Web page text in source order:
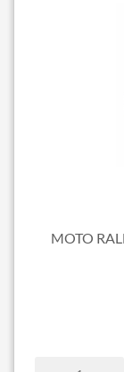
MOTO